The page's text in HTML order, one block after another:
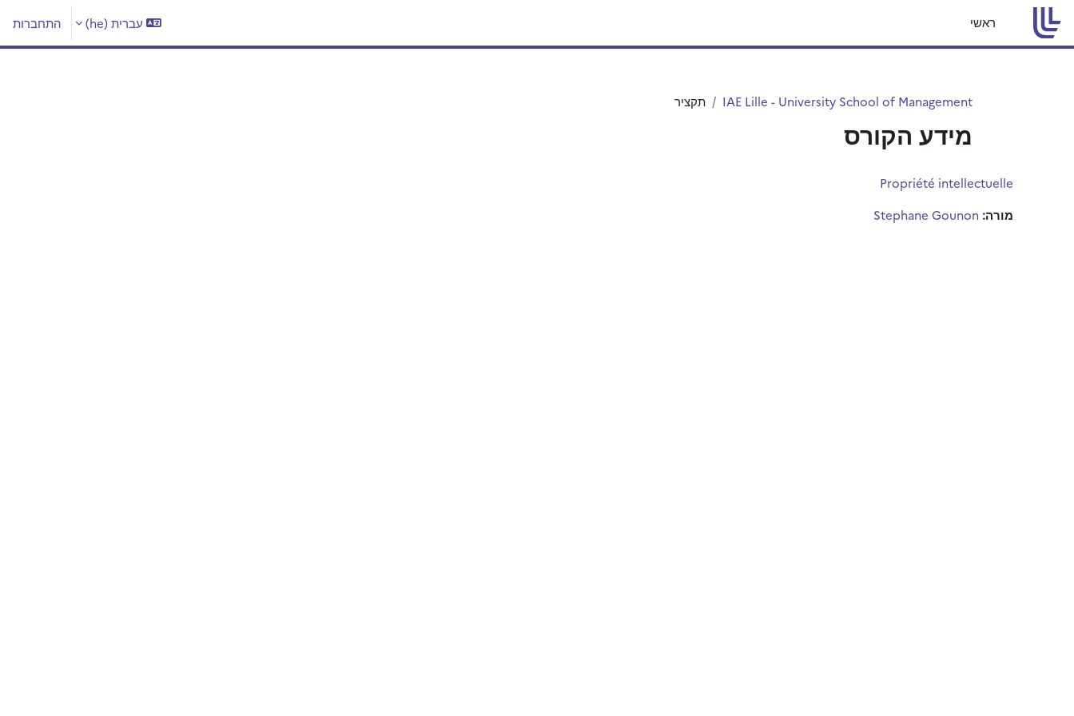
דילוג לתוכן הראשי
ראשי
עברית ‎(he)‎ התחברות
IAE Lille - University School of Management תקציר
מידע הקורס
Propriété intellectuelle
מורה: Stephane Gounon